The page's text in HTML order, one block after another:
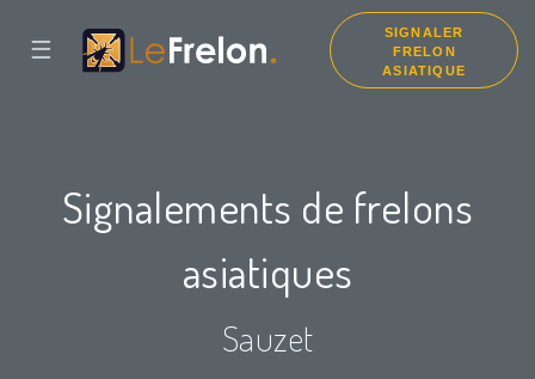
☰
SIGNALER
FRELON
ASIATIQUE
Signalements de frelons
asiatiques
Sauzet